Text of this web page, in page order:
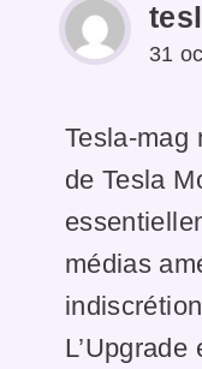
31
Tesla-mag
de Tesla
médias